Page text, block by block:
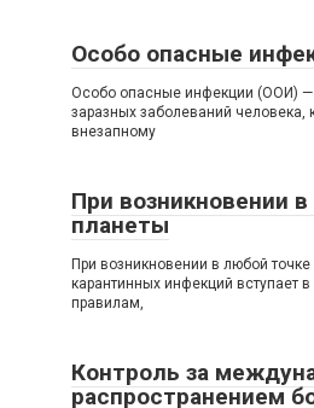
Особо опасные
Особо опасные инфекции (ООИ) —
заразных заболеваний человека,
внезапному
При возникновении
планеты
При возникновении в любой
карантинных инфекций вступает
правилам,
Контроль за
распространением